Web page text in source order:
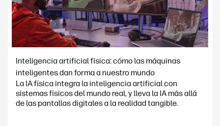
Inteligencia artificial física: cómo las máquinas
inteligentes dan forma a nuestro mundo
La IA física integra la inteligencia artificial con
sistemas físicos del mundo real, y lleva la IA más allá
de las pantallas digitales a la realidad tangible.